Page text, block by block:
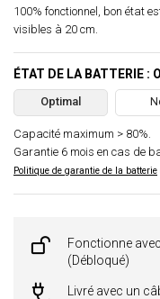
100% fonctionnel, bon état
visibles à 20 cm.
ÉTAT DE LA BATTERIE :
Optimal
Capacité maximum > 80%.
Garantie 6 mois en cas de
Politique de garantie de la batterie
Fonctionne
(Débloqué)
Livré avec un